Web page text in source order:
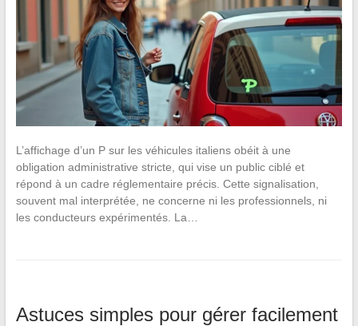
L’affichage d’un P sur les véhicules italiens obéit à une
obligation administrative stricte, qui vise un public ciblé et
répond à un cadre réglementaire précis. Cette signalisation,
souvent mal interprétée, ne concerne ni les professionnels, ni
les conducteurs expérimentés. La…
Astuces simples pour gérer facilement